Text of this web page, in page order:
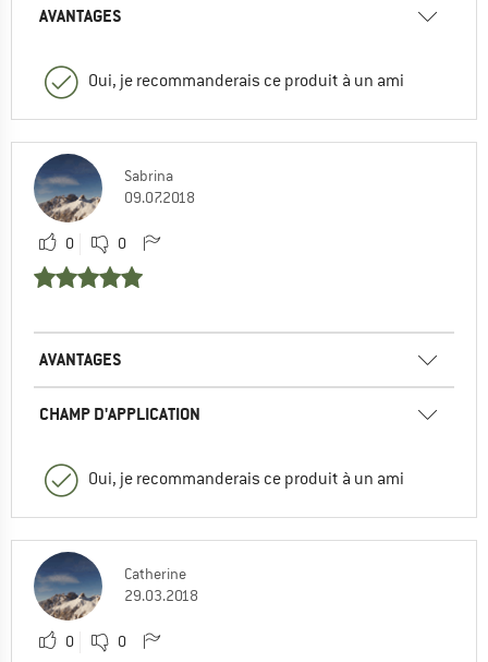
AVANTAGES
Oui, je recommanderais ce produit à un ami
Sabrina
09.07.2018
0 0
AVANTAGES
CHAMP D'APPLICATION
Oui, je recommanderais ce produit à un ami
Catherine
29.03.2018
0 0